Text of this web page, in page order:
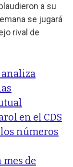
a su
se jugará
rival de
analiza
en el CDS
números
mes de